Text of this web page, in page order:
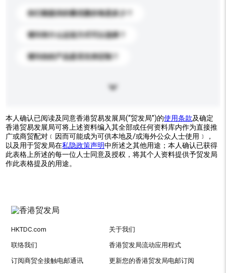
你们能提供的最优惠价格是多少？
请问有什么运送方式可以选择？
请问你的产品是否支持定制？
本人确认已阅读及同意香港贸易发展局(“贸发局”)的使用条款及确定
香港贸易发展局可将上述资料编入其全部或任何资料库内作为直接推
广或商贸配对﹝因而可能成为可供本地及/或海外公众人士使用﹞，
以及用于贸发局在私隐政策声明中所述之其他用途；本人确认已获得
此表格上所述的每一位人士同意及授权，将其个人资料提供予贸发局
作此表格提及的用途。
HKTDC.com 关于我们
联络我们 香港贸发局流动应用程式
订阅商贸全接触电邮通讯 更新您的香港贸发局电邮订阅